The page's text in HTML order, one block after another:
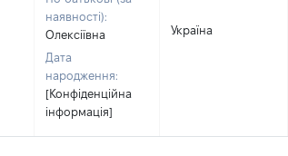
наявності):
Олексіївна
Дата
народження:
[Конфіденційна
інформація]
Україна